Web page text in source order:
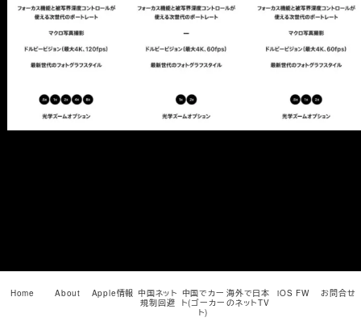
イ
ン
コ
テ
ン
Home About Apple情報 中国ネット
規制回避
中国でカー
ト(ゴーカー
ト)
海外で日本
のネットTV
iOS FW お問合せ